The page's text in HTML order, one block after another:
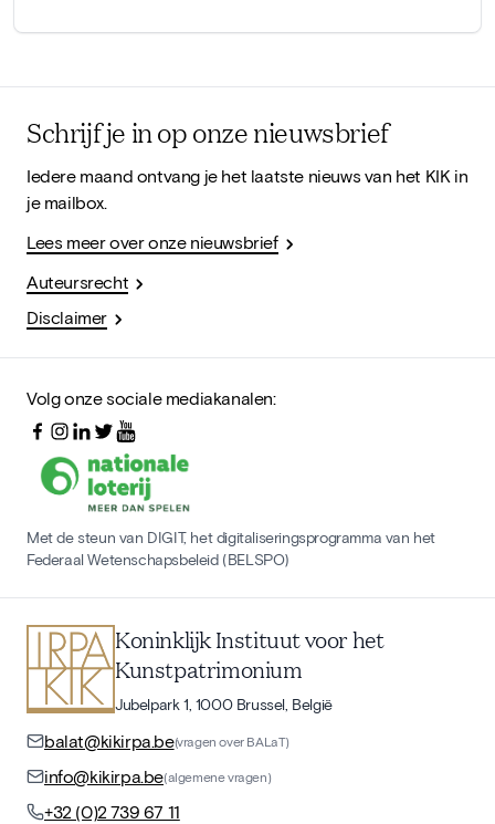
Schrijf je in op onze nieuwsbrief
Iedere maand ontvang je het laatste nieuws van het KIK in
je mailbox.
Lees meer over onze nieuwsbrief
Auteursrecht
Disclaimer
Volg onze sociale mediakanalen:
Met de steun van DIGIT, het digitaliseringsprogramma van het
Federaal Wetenschapsbeleid (BELSPO)
Koninklijk Instituut voor het
Kunstpatrimonium
Jubelpark 1, 1000 Brussel, België
balat@kikirpa.be(vragen over BALaT)
info@kikirpa.be(algemene vragen)
+32 (0)2 739 67 11